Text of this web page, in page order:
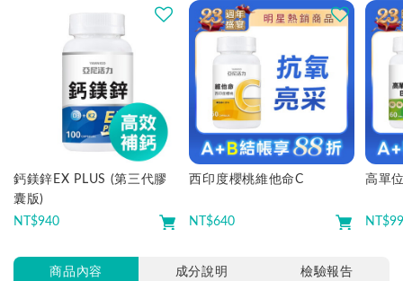
鈣鎂鋅EX PLUS (第三代膠
囊版)
NT$940
西印度櫻桃維他命C
NT$640
高單
NT$
商品內容 成分說明 檢驗報告